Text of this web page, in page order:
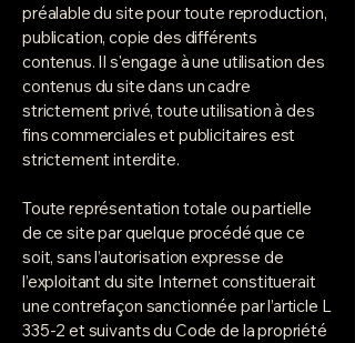
préalable du site pour toute reproduction,
publication, copie des différents
contenus. Il s'engage à une utilisation des
contenus du site dans un cadre
strictement privé, toute utilisation à des
fins commerciales et publicitaires est
strictement interdite.
Toute représentation totale ou partielle
de ce site par quelque procédé que ce
soit, sans l’autorisation expresse de
l’exploitant du site Internet constituerait
une contrefaçon sanctionnée par l’article L
335-2 et suivants du Code de la propriété